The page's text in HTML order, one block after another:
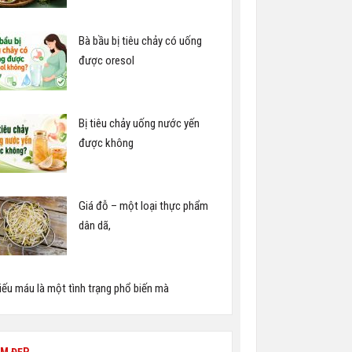
Bà bầu bị tiêu chảy có uống
được oresol
Bị tiêu chảy uống nước yến
được không
Giá đỗ – một loại thực phẩm
dân dã,
máu là một tình trạng phổ biến mà